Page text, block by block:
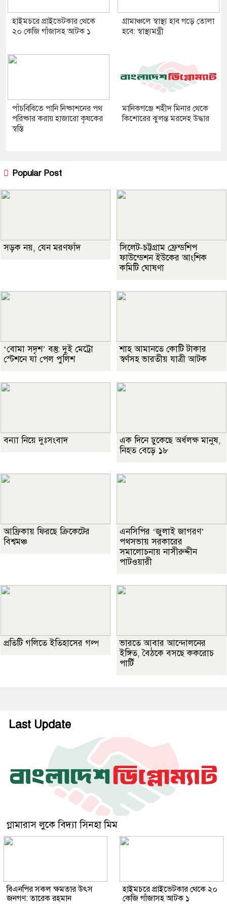
হাইমচরে প্রাইভেটকার থেকে
২০ কেজি গাঁজাসহ আটক ১
গ্রামাঞ্চলে স্বাস্থ্য হাব গড়ে তোলা
হবে: স্বাস্থ্যমন্ত্রী
পাঁচবিবিতে পানি নিষ্কাশনের পথ
পরিষ্কার করায় হাজারো কৃষকের
স্বস্তি
মানিকগঞ্জে শহীদ মিনার থেকে
কিশোরের ঝুলন্ত মরদেহ উদ্ধার
Popular Post
সড়ক নয়, যেন মরণফাঁদ
সিলেট-চট্টগ্রাম ফ্রেন্ডশিপ
ফাউন্ডেশন ইউকের আংশিক
কমিটি ঘোষণা
‘বোমা সদৃশ’ বস্তু: দুই মেট্রো
স্টেশনে যা পেল পুলিশ
শাহ আমানতে কোটি টাকার
স্বর্ণসহ ভারতীয় যাত্রী আটক
বন্যা নিয়ে দুঃসংবাদ
এক দিনে ঢুকেছে অর্ধলক্ষ মানুষ,
নিহত বেড়ে ১৮
আফ্রিকায় ফিরছে ক্রিকেটের
বিশ্বমঞ্চ
এনসিপির ‘জুলাই জাগরণ’
পথসভায় সরকারের
সমালোচনায় নাসীরুদ্দীন
পাটওয়ারী
প্রতিটি গলিতে ইতিহাসের গল্প
ভারতে আবার আন্দোলনের
ইঙ্গিত, বৈঠকে বসছে ককরোচ
পার্টি
Last Update
গ্লামারাস লুকে বিদ্যা সিনহা মিম
বিএনপির সকল ক্ষমতার উৎস
জনগণ: তারেক রহমান
হাইমচরে প্রাইভেটকার থেকে ২০
কেজি গাঁজাসহ আটক ১